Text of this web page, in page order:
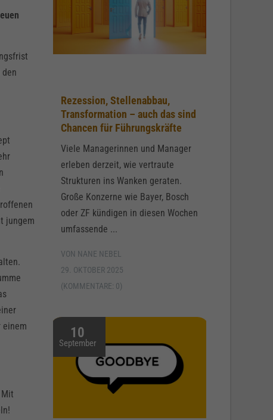
jungem
einem
Rezession, Stellenabbau,
Transformation – auch das sind
Chancen für Führungskräfte
Viele Managerinnen und Manager
erleben derzeit, wie vertraute
Strukturen ins Wanken geraten.
Große Konzerne wie Bayer, Bosch
oder ZF kündigen in diesen Wochen
umfassende ...
VON NANE NEBEL
29. OKTOBER 2025
(KOMMENTARE: 0)
10
September